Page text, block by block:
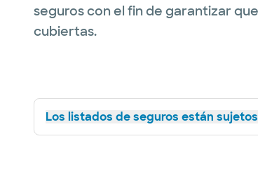
seguros con el fin de garantizar
cubiertas.
Los listados de seguros están